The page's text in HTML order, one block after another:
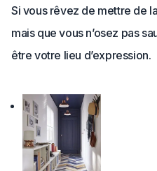
Si vous rêvez de mettre de
mais que vous n’osez pas
être votre lieu d’expression.